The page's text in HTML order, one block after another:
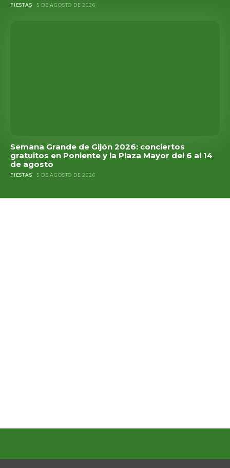
FIESTAS 5 DE AGOSTO DE 2026
Semana Grande de Gijón 2026: conciertos
gratuitos en Poniente y la Plaza Mayor del 6 al 14
de agosto
FIESTAS 5 DE AGOSTO DE 2026